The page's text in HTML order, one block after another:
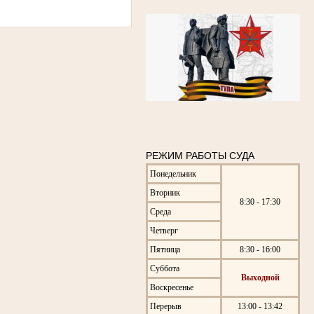
РЕЖИМ РАБОТЫ СУДА
Понедельник
8:30 - 17:30
Вторник
Среда
Четверг
Пятница
8:30 - 16:00
Суббота
Выходной
Воскресенье
Перерыв
13:00 - 13:42